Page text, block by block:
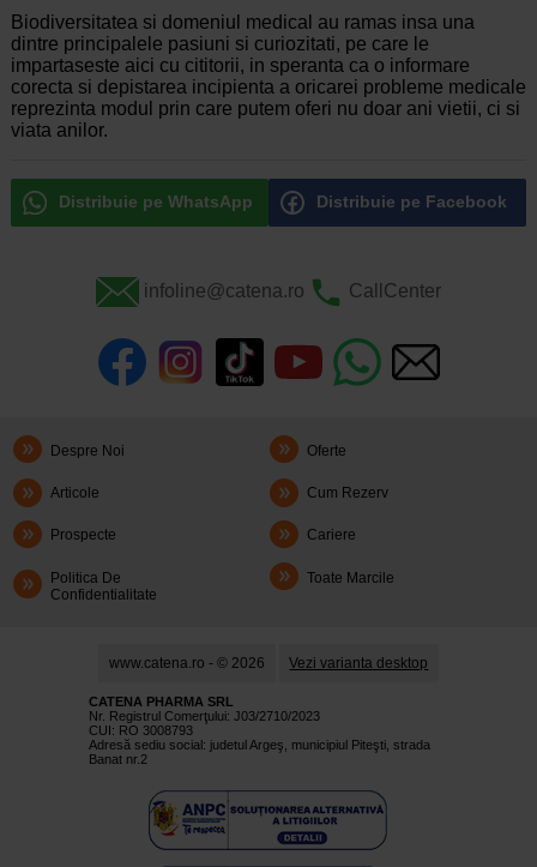
Biodiversitatea si domeniul medical au ramas insa una
dintre principalele pasiuni si curiozitati, pe care le
impartaseste aici cu cititorii, in speranta ca o informare
corecta si depistarea incipienta a oricarei probleme medicale
reprezinta modul prin care putem oferi nu doar ani vietii, ci si
viata anilor.
Distribuie pe WhatsApp Distribuie pe Facebook
infoline@catena.ro CallCenter
Despre Noi Oferte
Articole Cum Rezerv
Prospecte Cariere
Politica De
Confidentialitate
Toate Marcile
www.catena.ro - © 2026 Vezi varianta desktop
CATENA PHARMA SRL
Nr. Registrul Comerţului: J03/2710/2023
CUI: RO 3008793
Adresă sediu social: judetul Argeş, municipiul Piteşti, strada
Banat nr.2